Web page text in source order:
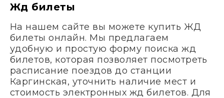
Жд билеты
На нашем сайте вы можете купить ЖД
билеты онлайн. Мы предлагаем
удобную и простую форму поиска жд
билетов, которая позволяет посмотреть
расписание поездов до станции
Каргинская, уточнить наличие мест и
стоимость электронных жд билетов. Для